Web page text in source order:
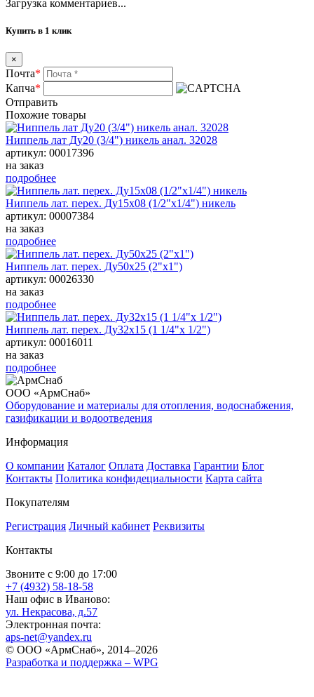
Загрузка комментариев...
Купить в 1 клик
×
Почта*
Капча*
Отправить
Похожие товары
Ниппель лат Ду20 (3/4") никель анал. 32028
артикул: 00017396
на заказ
подробнее
Ниппель лат. перех. Ду15х08 (1/2"х1/4") никель
артикул: 00007384
на заказ
подробнее
Ниппель лат. перех. Ду50х25 (2"х1")
артикул: 00026330
на заказ
подробнее
Ниппель лат. перех. Ду32х15 (1 1/4"х 1/2")
артикул: 00016011
на заказ
подробнее
ООО «АрмСнаб»
Оборудование и материалы для отопления, водоснабжения,
газификации и водоотведения
Информация
О компании Каталог Оплата Доставка Гарантии Блог
Контакты Политика конфидециальности Карта сайта
Покупателям
Регистрация Личный кабинет Реквизиты
Контакты
Звоните с 9:00 до 17:00
+7 (4932) 58-18-58
Наш офис в Иваново:
ул. Некрасова, д.57
Электронная почта:
aps-net@yandex.ru
© ООО «АрмСнаб», 2014–2026
Разработка и поддержка – WPG